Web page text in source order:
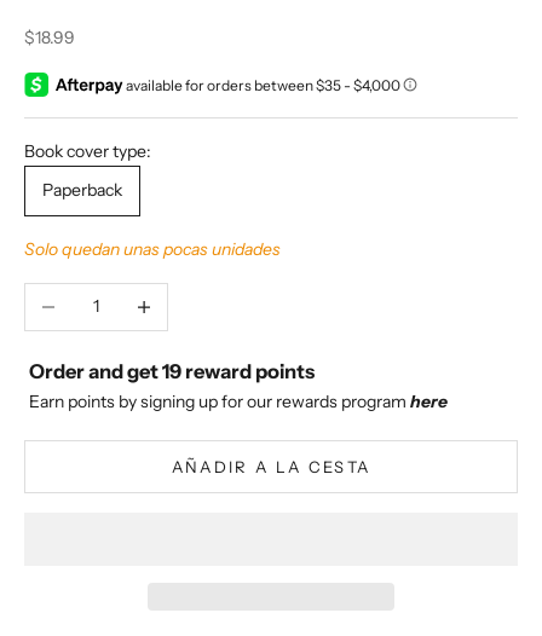
Precio de oferta
$18.99
Book cover type:
Paperback
Solo quedan unas pocas unidades
Reducir cantidadAumentar cantidad
Order and get19 reward points
Earn points by signing up for our rewards program here
AÑADIR A LA CESTA